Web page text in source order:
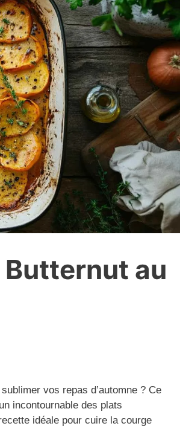
au
vos repas d’automne ? Ce
incontournable des plats
idéale pour cuire la courge